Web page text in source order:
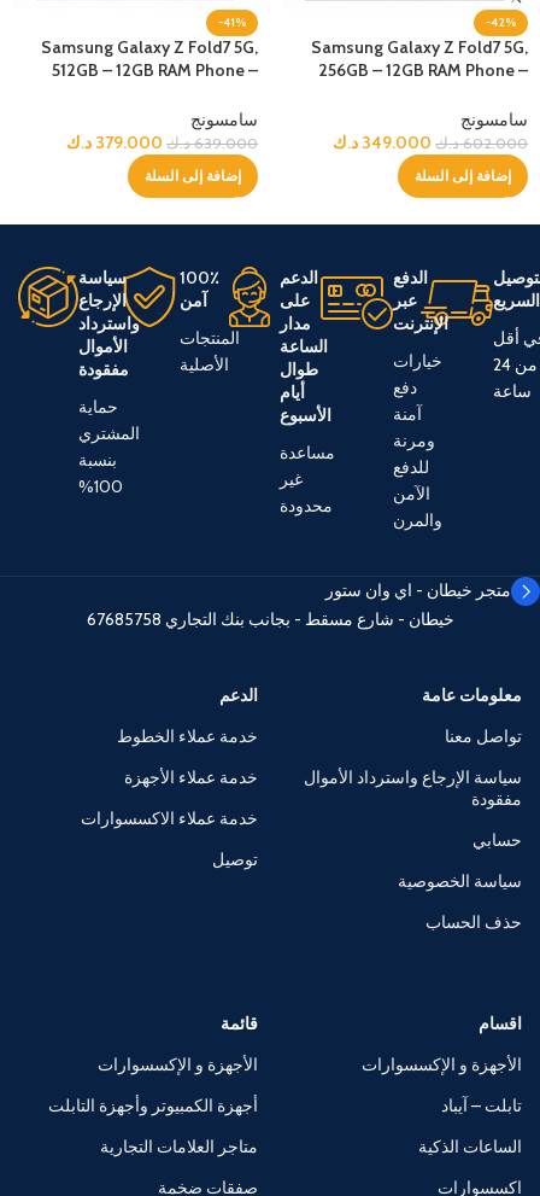
-42%
Samsung Galaxy Z Fold7 5G,
256GB – 12GB RAM Phone –
سامسونج
602.000 د.ك 349.000 د.ك
إضافة إلى السلة
-41%
Samsung Galaxy Z Fold7 5G,
512GB – 12GB RAM Phone –
سامسونج
639.000 د.ك 379.000 د.ك
إضافة إلى السلة
السريع
أقل
من 24
ساعة
الدفع
عبر
الإنترنت
خيارات
دفع
آمنة
ومرنة
للدفع
الآمن
والمرن
الدعم
على
مدار
الساعة
طوال
أيام
الأسبوع
مساعدة
غير
محدودة
100٪
آمن
المنتجات
الأصلية
سياسة
الإرجاع
واسترداد
الأموال
مفقودة
حماية
المشتري
بنسبة
100%
متجر خيطان - اي وان ستور
خيطان - شارع مسقط - بجانب بنك التجاري 67685758
معلومات عامة
تواصل معنا
سياسة الإرجاع واسترداد الأموال
مفقودة
حسابي
سياسة الخصوصية
حذف الحساب
الدعم
خدمة عملاء الخطوط
خدمة عملاء الأجهزة
خدمة عملاء الاكسسوارات
توصيل
اقسام
الأجهزة و الإكسسوارات
تابلت – آيباد
الساعات الذكية
اكسسوارات
قائمة
الأجهزة و الإكسسوارات
أجهزة الكمبيوتر وأجهزة التابلت
متاجر العلامات التجارية
صفقات ضخمة